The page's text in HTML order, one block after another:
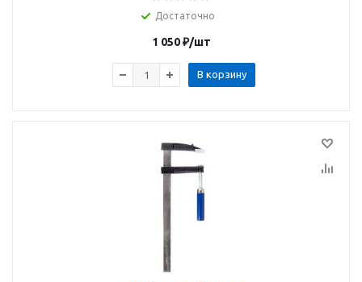
Достаточно
1 050₽/шт
В корзину